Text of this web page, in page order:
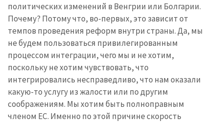
политических изменений в Венгрии или Болгарии.
Почему? Потому что, во-первых, это зависит от
темпов проведения реформ внутри страны. Да, мы
не будем пользоваться привилегированным
процессом интеграции, чего мы и не хотим,
поскольку не хотим чувствовать, что
интегрировались несправедливо, что нам оказали
какую-то услугу из жалости или по другим
соображениям. Мы хотим быть полноправным
членом ЕС. Именно по этой причине скорость